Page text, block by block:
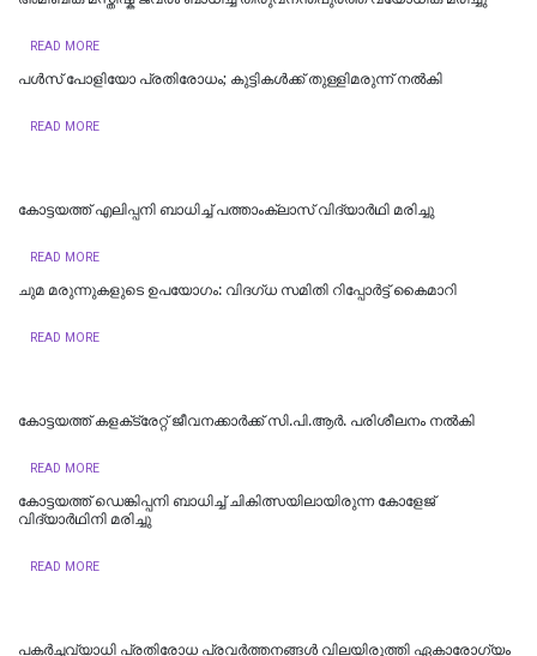
READ MORE
പള്‍സ് പോളിയോ പ്രതിരോധം; കുട്ടികള്‍ക്ക് തുള്ളിമരുന്ന് നല്‍കി
READ MORE
കോട്ടയത്ത് എലിപ്പനി ബാധിച്ച് പത്താംക്ലാസ് വിദ്യാർഥി മരിച്ചു
READ MORE
ചുമ മരുന്നുകളുടെ ഉപയോഗം: വിദഗ്ധ സമിതി റിപ്പോർട്ട് കൈമാറി
READ MORE
കോട്ടയത്ത് കളക്‌ട്രേറ്റ് ജീവനക്കാർക്ക് സി.പി.ആർ. പരിശീലനം നൽകി
READ MORE
കോട്ടയത്ത് ഡെങ്കിപ്പനി ബാധിച്ച് ചികിത്സയിലായിരുന്ന കോളേജ്
വിദ്യാര്‍ഥിനി മരിച്ചു
READ MORE
പകർച്ചവ്യാധി പ്രതിരോധ പ്രവർത്തനങ്ങൾ വിലയിരുത്തി ഏകാരോഗ്യം